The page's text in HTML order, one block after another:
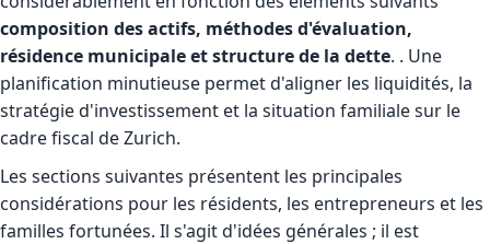
composition des actifs, méthodes d'évaluation,
résidence municipale et structure de la dette. . Une
planification minutieuse permet d'aligner les liquidités, la
stratégie d'investissement et la situation familiale sur le
cadre fiscal de Zurich.
Les sections suivantes présentent les principales
considérations pour les résidents, les entrepreneurs et les
familles fortunées. Il s'agit d'idées générales ; il est